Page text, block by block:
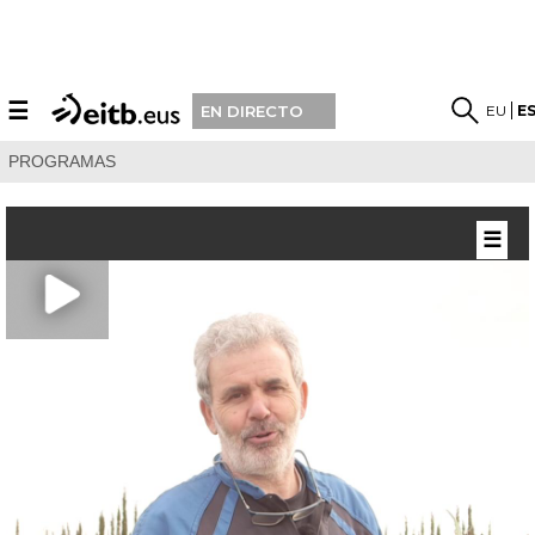
☰ EN DIRECTO EU
PROGRAMAS
☰